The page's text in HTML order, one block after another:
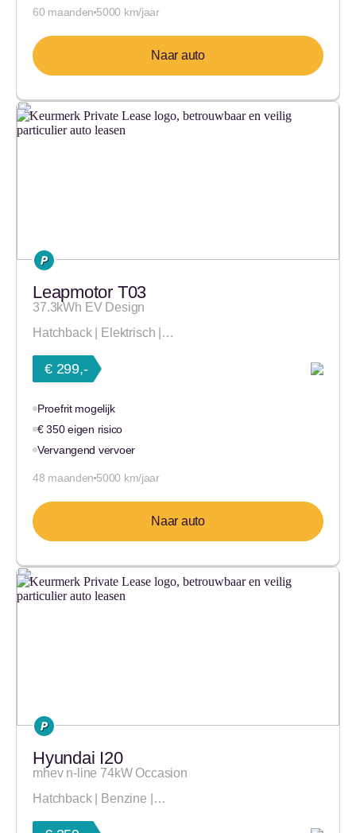
60 maanden 5000 km/jaar
Naar auto
Leapmotor T03
37.3kWh EV Design
Hatchback | Elektrisch |…
€ 299,-
Proefrit mogelijk
€ 350 eigen risico
Vervangend vervoer
48 maanden 5000 km/jaar
Naar auto
Hyundai I20
mhev n-line 74kW Occasion
Hatchback | Benzine |…